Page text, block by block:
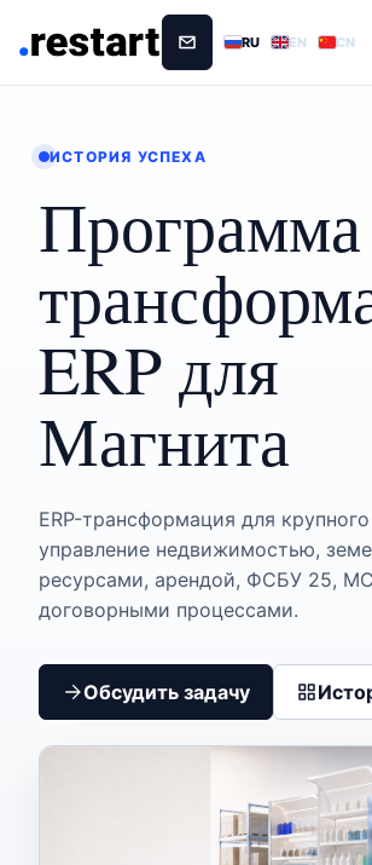
RU EN CN
ИСТОРИЯ УСПЕХА
Программа
ERP для
Магнита
ERP-трансформация для
управление недвижимостью,
ресурсами, арендой, ФСБУ 25,
договорными процессами.
Обсудить задачу